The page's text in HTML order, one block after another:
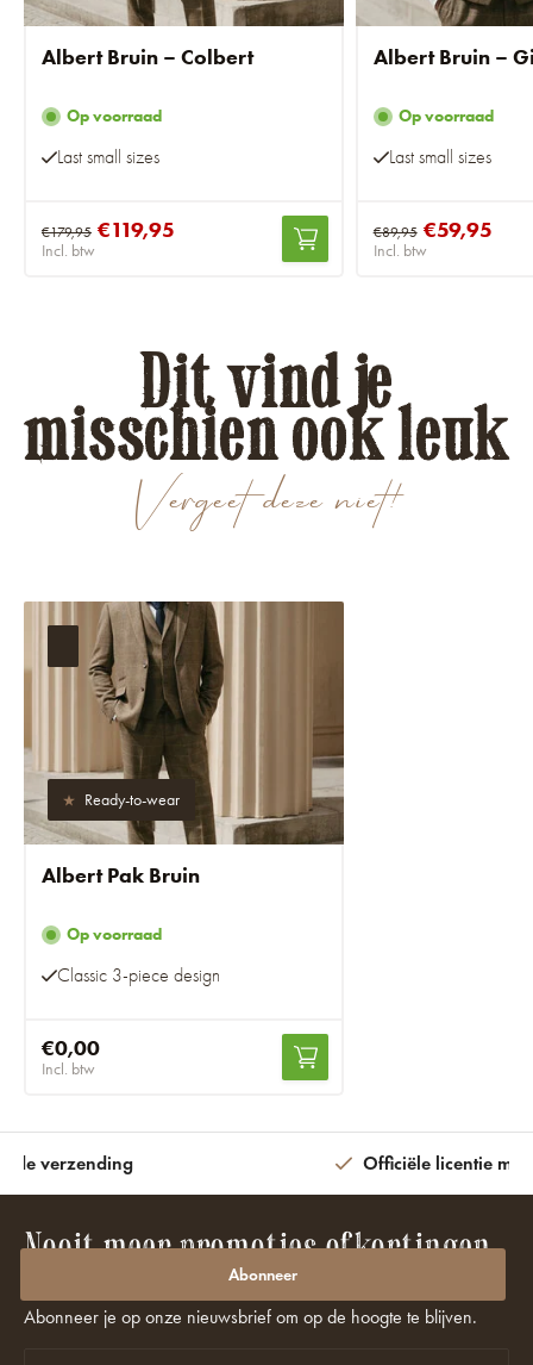
Albert Bruin – Colbert
Op voorraad
Last small sizes
€179,95 €119,95
Incl. btw
Albert Bruin –
Op voorraad
Last small sizes
€89,95 €59,95
Incl. btw
Vergeet deze niet!
Dit vind je
misschien ook leuk
Ready-to-wear
Albert Pak Bruin
Op voorraad
Classic 3-piece design
€0,00
Incl. btw
verzending Officiële licentie met
Nooit meer promoties of kortingen
Abonneer je op onze nieuwsbrief om op de hoogte te blijven.
Abonneer